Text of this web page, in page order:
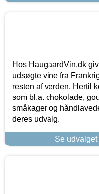
Hos HaugaardVin.dk
udsøgte vine fra
resten af verden. Hertil
som bl.a. chokolade,
småkager og
deres udvalg.
Se